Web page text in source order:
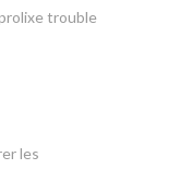
trouble
les